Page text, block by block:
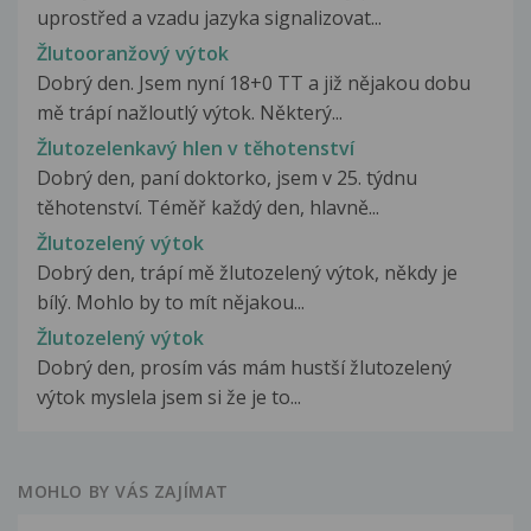
uprostřed a vzadu jazyka signalizovat...
Žlutooranžový výtok
Dobrý den. Jsem nyní 18+0 TT a již nějakou dobu
mě trápí nažloutlý výtok. Některý...
Žlutozelenkavý hlen v těhotenství
Dobrý den, paní doktorko, jsem v 25. týdnu
těhotenství. Téměř každý den, hlavně...
Žlutozelený výtok
Dobrý den, trápí mě žlutozelený výtok, někdy je
bílý. Mohlo by to mít nějakou...
Žlutozelený výtok
Dobrý den, prosím vás mám hustší žlutozelený
výtok myslela jsem si že je to...
MOHLO BY VÁS ZAJÍMAT